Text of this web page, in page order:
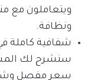
ويتعاملون مع
ونظافة.
شفافية كاملة
سنشرح لك
سعر مفصل